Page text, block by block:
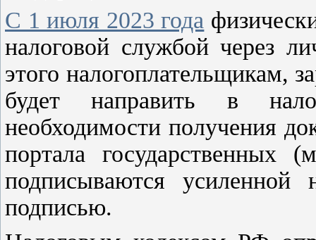
С 1 июля 2023 года
налоговой службой через
этого налогоплательщикам,
будет направить в
необходимости получения
портала государственных
подписываются усиленной
подписью.